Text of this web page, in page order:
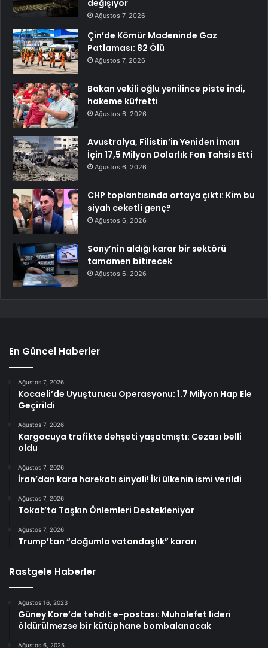
değişiyor
Ağustos 7, 2026
Çin’de Kömür Madeninde Gaz
Patlaması: 82 Ölü
Ağustos 7, 2026
Bakan vekili oğlu yenilince piste indi,
hakeme küfretti
Ağustos 6, 2026
Avustralya, Filistin’in Yeniden İmarı
İçin 17,5 Milyon Dolarlık Fon Tahsis Etti
Ağustos 6, 2026
CHP toplantısında ortaya çıktı: Kim bu
siyah ceketli genç?
Ağustos 6, 2026
Sony’nin aldığı karar bir sektörü
tamamen bitirecek
Ağustos 6, 2026
En Güncel Haberler
Ağustos 7, 2026
Kocaeli’de Uyuşturucu Operasyonu: 1.7 Milyon Hap Ele
Geçirildi
Ağustos 7, 2026
Kargocuya trafikte dehşeti yaşatmıştı: Cezası belli
oldu
Ağustos 7, 2026
İran’dan kara harekatı sinyali! İki ülkenin ismi verildi
Ağustos 7, 2026
Tokat’ta Taşkın Önlemleri Destekleniyor
Ağustos 7, 2026
Trump’tan “doğumla vatandaşlık” kararı
Rastgele Haberler
Ağustos 16, 2023
Güney Kore’de tehdit e-postası: Muhalefet lideri
öldürülmezse bir kütüphane bombalanacak
Ağustos 6, 2025